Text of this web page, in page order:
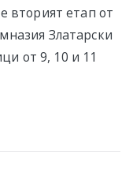
вторият етап от
Златарски
от 9, 10 и 11